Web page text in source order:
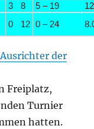
3 8 5 – 19
0 12 0 – 24
Ausrichter der
Freiplatz,
Turnier
hatten.